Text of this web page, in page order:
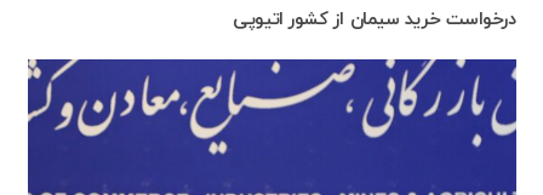
درخواست خرید سیمان از کشور اتیوپی